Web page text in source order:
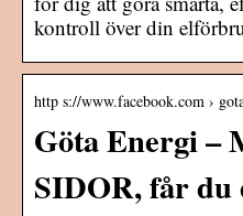
kontroll över din
http s://www.facebook.com ›
Göta Energi –
SIDOR, får